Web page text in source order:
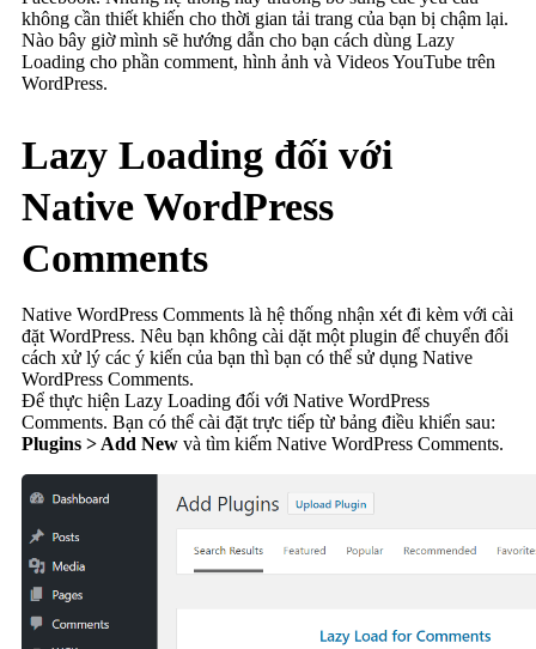
không cần thiết khiến cho thời gian tải trang của bạn bị chậm lại.
Nào bây giờ mình sẽ hướng dẫn cho bạn cách dùng Lazy
Loading cho phần comment, hình ảnh và Videos YouTube trên
WordPress.
Lazy Loading đối với
Native WordPress
Comments
Native WordPress Comments là hệ thống nhận xét đi kèm với cài
đặt WordPress. Nêu bạn không cài dặt một plugin để chuyển đổi
cách xử lý các ý kiến của bạn thì bạn có thể sử dụng Native
WordPress Comments.
Để thực hiện Lazy Loading đối với Native WordPress
Comments. Bạn có thể cài đặt trực tiếp từ bảng điều khiển sau:
Plugins > Add New và tìm kiếm Native WordPress Comments.